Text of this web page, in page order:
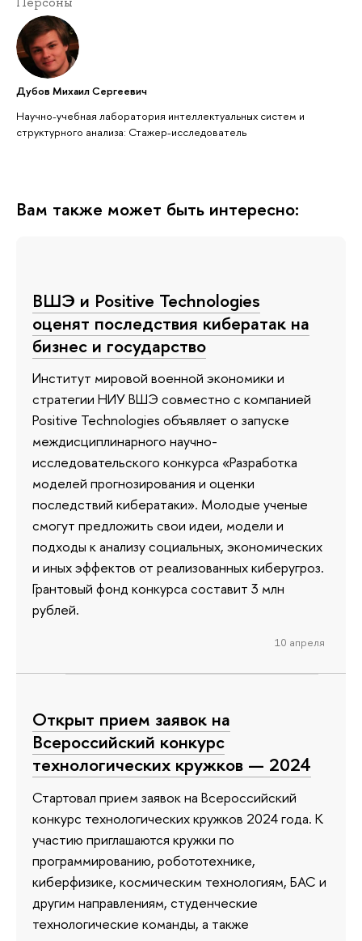
Дубов Михаил Сергеевич
Научно-учебная лаборатория интеллектуальных систем и
структурного анализа: Стажер-исследователь
Вам также может быть интересно:
ВШЭ и Positive Technologies
оценят последствия кибератак на
бизнес и государство
Институт мировой военной экономики и
стратегии НИУ ВШЭ совместно с компанией
Positive Technologies объявляет о запуске
междисциплинарного научно-
исследовательского конкурса «Разработка
моделей прогнозирования и оценки
последствий кибератаки». Молодые ученые
смогут предложить свои идеи, модели и
подходы к анализу социальных, экономических
и иных эффектов от реализованных киберугроз.
Грантовый фонд конкурса составит 3 млн
рублей.
10 апреля
Открыт прием заявок на
Всероссийский конкурс
технологических кружков — 2024
Стартовал прием заявок на Всероссийский
конкурс технологических кружков 2024 года. К
участию приглашаются кружки по
программированию, робототехнике,
киберфизике, космическим технологиям, БАС и
другим направлениям, студенческие
технологические команды, а также